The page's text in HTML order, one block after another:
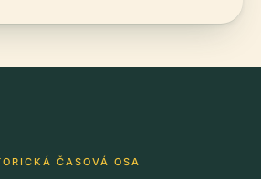
ČASOVÁ OSA